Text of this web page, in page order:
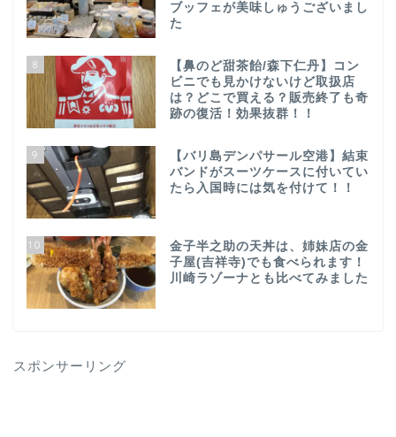
ブッフェが美味しゅうございまし
た
8
【鼻のど甜茶飴/森下仁丹】コン
ビニでも見かけないけど取扱店
は？どこで買える？販売終了も奇
跡の復活！効果抜群！！
9
【バリ島デンパサール空港】結束
バンドがスーツケースに付いてい
たら入国時には気を付けて！！
10
金子半之助の天丼は、姉妹店の金
子屋(吉祥寺)でも食べられます！
川崎ラゾーナとも比べてみました
スポンサーリング